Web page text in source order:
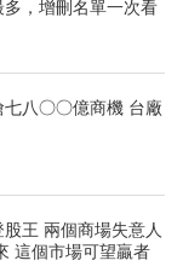
，增刪名單一次看
七八○○億商機 台廠
王 兩個商場失意人
這個市場可望贏者